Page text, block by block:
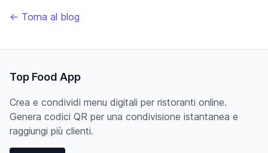
← Torna al blog
Top Food App
Crea e condividi menu digitali per ristoranti online.
Genera codici QR per una condivisione istantanea e
raggiungi più clienti.